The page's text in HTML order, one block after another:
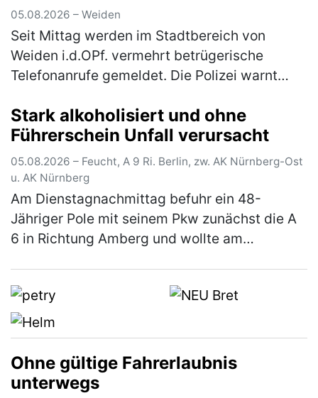
05.08.2026 – Weiden
Seit Mittag werden im Stadtbereich von
Weiden i.d.OPf. vermehrt betrügerische
Telefonanrufe gemeldet. Die Polizei warnt
der Betrüger! In Weiden in der Oberp…
Stark alkoholisiert und ohne
Führerschein Unfall verursacht
05.08.2026 – Feucht, A 9 Ri. Berlin, zw. AK Nürnberg-Ost
u. AK Nürnberg
Am Dienstagnachmittag befuhr ein 48-
Jähriger Pole mit seinem Pkw zunächst die A
6 in Richtung Amberg und wollte am
Sp…(mehr)
Ohne gültige Fahrerlaubnis
unterwegs